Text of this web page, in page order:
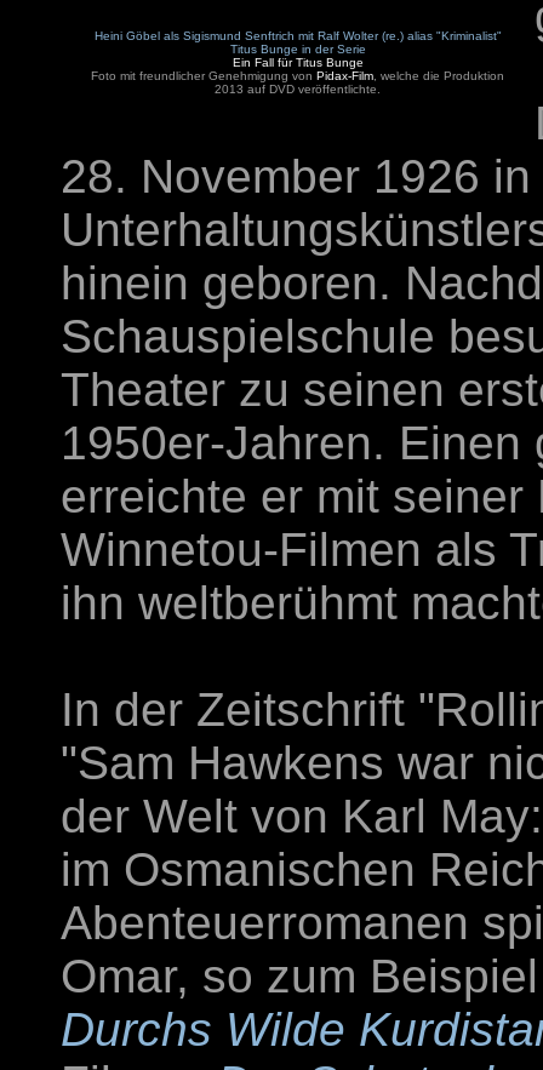
Heini Göbel als Sigismund Senftrich mit Ralf Wolter (re.) alias "Kriminalist"
Titus Bunge in der Serie
Ein Fall für Titus Bunge
Foto mit freundlicher Genehmigung von Pidax-Film , welche die Produktion
2013 auf DVD veröffentlichte.
28. November 1926
hinein geboren.
Schauspielschule
Theater zu seinen
1950er-Jahren.
erreichte er mit
Winnetou-Filmen als
ihn weltberühmt
In der Zeitschrift
"Sam Hawkens war
der Welt von Karl
im Osmanischen
Abenteuerromanen
Omar, so zum
Durchs Wilde